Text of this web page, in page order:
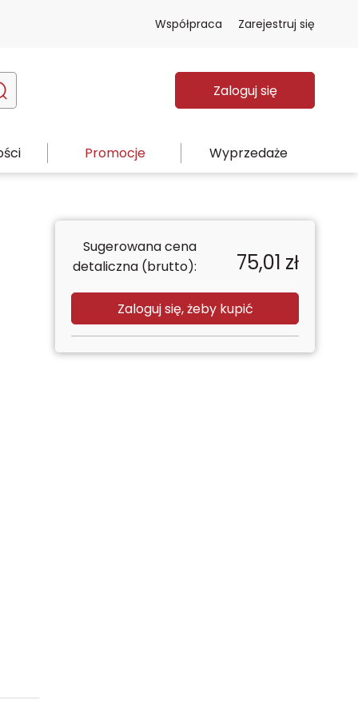
Współpraca Zarejestruj się
Zaloguj się
Promocje Wyprzedaże
Sugerowana cena
detaliczna (brutto):
75,01 zł
Zaloguj się, żeby kupić